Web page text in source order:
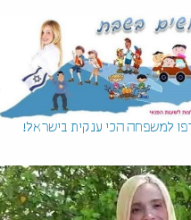
למשפחה הכי ענקית בישראל!